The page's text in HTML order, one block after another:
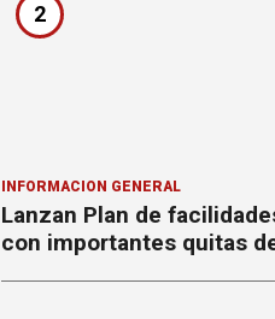
2
INFORMACION GENERAL
Lanzan Plan de
con importantes quitas